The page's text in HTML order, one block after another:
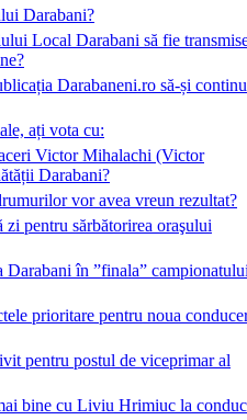
Darabani?
Local Darabani să fie
Darabaneni.ro să-și
ați vota cu:
Victor Mihalachi (Victor
Darabani?
vor avea vreun rezultat?
zi pentru sărbătorirea oraşului
Darabani în ”finala”
prioritare pentru noua
pentru postul de viceprimar al
bine cu Liviu Hrimiuc la